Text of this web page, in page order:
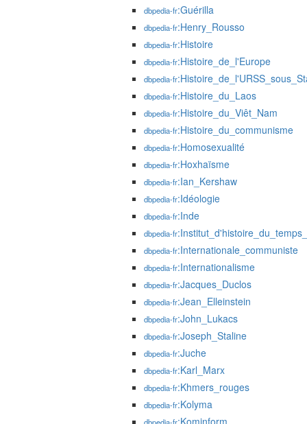
dbpedia-fr:Guérilla
dbpedia-fr:Henry_Rousso
dbpedia-fr:Histoire
dbpedia-fr:Histoire_de_l'Europe
dbpedia-fr
dbpedia-fr:Histoire_du_Laos
dbpedia-fr:Histoire_du_Viêt_Nam
dbpedia-fr:Histoire_du_communisme
dbpedia-fr:Homosexualité
dbpedia-fr:Hoxhaïsme
dbpedia-fr:Ian_Kershaw
dbpedia-fr:Idéologie
dbpedia-fr:Inde
dbpedia-fr
dbpedia-fr:Internationale_communiste
dbpedia-fr:Internationalisme
dbpedia-fr:Jacques_Duclos
dbpedia-fr:Jean_Elleinstein
dbpedia-fr:John_Lukacs
dbpedia-fr:Joseph_Staline
dbpedia-fr:Juche
dbpedia-fr:Karl_Marx
dbpedia-fr:Khmers_rouges
dbpedia-fr:Kolyma
:Kominform